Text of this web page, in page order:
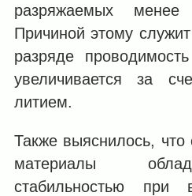
разряжаемых
Причиной этому
разряде
увеличивается за
литием.
Также выяснилось,
материалы
стабильностью при